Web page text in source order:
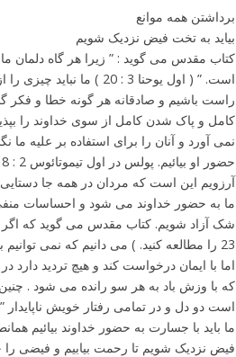
keys
to
increase
or
decrease
volume.
برداشتن همه موانع
بیاید به تخت فیض نزدیک شویم
کتاب مقدس می گوید : ” زیرا هر گاه دلمان
است. ” ( اول یوحنا 3 : 20
راست باشیم و صادقانه هر گونه خطا و فکر
کامل و پاک شدن کامل از سوی خداوند را
نمی آورد و آنان را برای استفاده بر علیه ما
آرزویم این است که مردان در همه جا دستایی
ما به حضور خداوند می شود و احساسات
23 را مطالعه کنید. ) می دانیم که نمی توانیم با محکومیت به حضور خداوند بیائیم . کتاب مقدس می گوید
که با وزش باد به هر سو رانده می شود .
است دو دل و در تمامی رفتار خویش ناپایدار ” (
فیض نزدیک شویم تا رحمت بیابیم و فیضی را